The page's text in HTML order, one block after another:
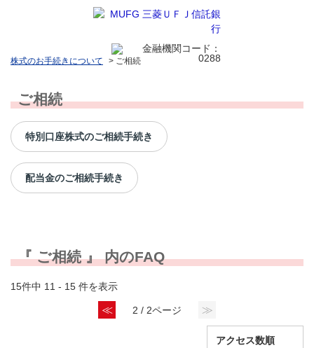
株式のお手続きについて > ご相続
ご相続
特別口座株式のご相続手続き
配当金のご相続手続き
『 ご相続 』 内のFAQ
15件中 11 - 15 件を表示
≪ 2 / 2ページ ≫